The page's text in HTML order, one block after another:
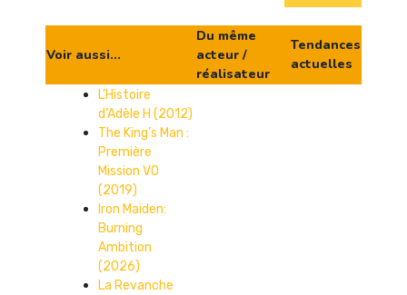
Voir aussi...
Du même
acteur /
réalisateur
Tendances
actuelles
L’Histoire
d’Adèle H (2012)
The King’s Man :
Première
Mission VO
(2019)
Iron Maiden:
Burning
Ambition
(2026)
La Revanche